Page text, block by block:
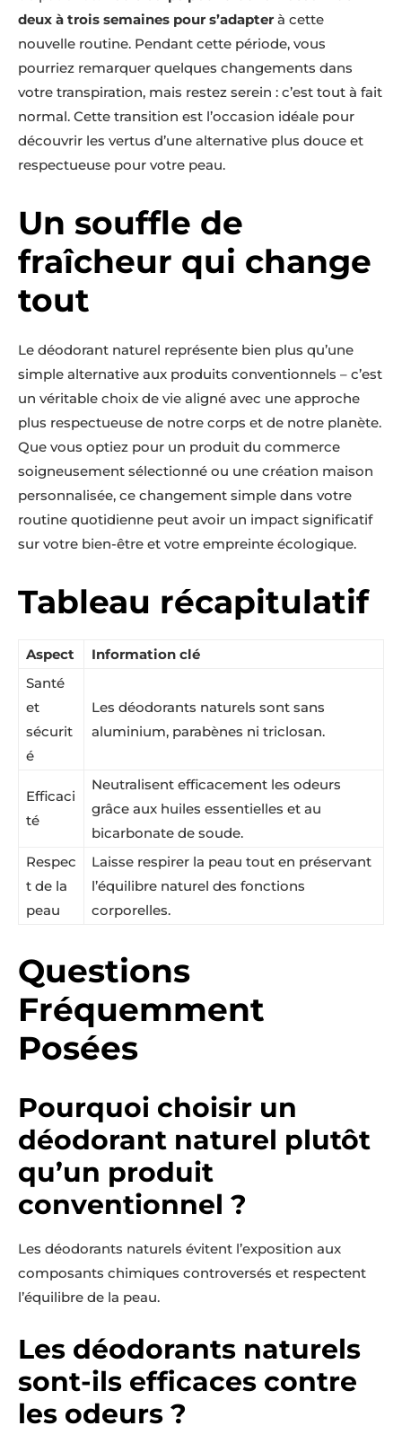
deux à trois semaines pour s’adapter à cette
nouvelle routine. Pendant cette période, vous
pourriez remarquer quelques changements dans
votre transpiration, mais restez serein : c’est tout à fait
normal. Cette transition est l’occasion idéale pour
découvrir les vertus d’une alternative plus douce et
respectueuse pour votre peau.
Un souffle de
fraîcheur qui change
tout
Le déodorant naturel représente bien plus qu’une
simple alternative aux produits conventionnels – c’est
un véritable choix de vie aligné avec une approche
plus respectueuse de notre corps et de notre planète.
Que vous optiez pour un produit du commerce
soigneusement sélectionné ou une création maison
personnalisée, ce changement simple dans votre
routine quotidienne peut avoir un impact significatif
sur votre bien-être et votre empreinte écologique.
Tableau récapitulatif
Aspect
Information clé
Santé
et
sécurit
é
Les déodorants naturels sont sans
aluminium, parabènes ni triclosan.
Efficaci
té
Neutralisent efficacement les odeurs
grâce aux huiles essentielles et au
bicarbonate de soude.
Respec
t de la
peau
Laisse respirer la peau tout en préservant
l’équilibre naturel des fonctions
corporelles.
Questions
Fréquemment
Posées
Pourquoi choisir un
déodorant naturel plutôt
qu’un produit
conventionnel ?
Les déodorants naturels évitent l’exposition aux
composants chimiques controversés et respectent
l’équilibre de la peau.
Les déodorants naturels
sont-ils efficaces contre
les odeurs ?